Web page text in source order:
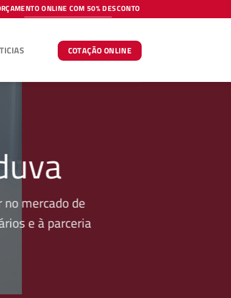
ONLINE COM 50% DESCONTO
COTAÇÃO ONLINE
mercado de
e à parceria